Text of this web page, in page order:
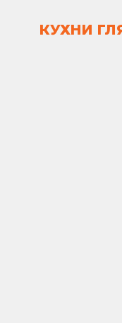
КУХНИ